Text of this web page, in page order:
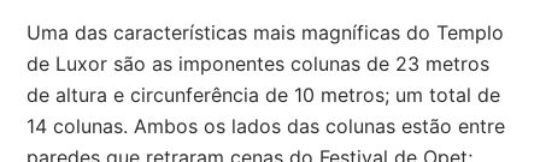
Uma das características mais magníficas do Templo
de Luxor são as imponentes colunas de 23 metros
de altura e circunferência de 10 metros; um total de
14 colunas. Ambos os lados das colunas estão entre
paredes que retraram cenas do Festival de Opet;